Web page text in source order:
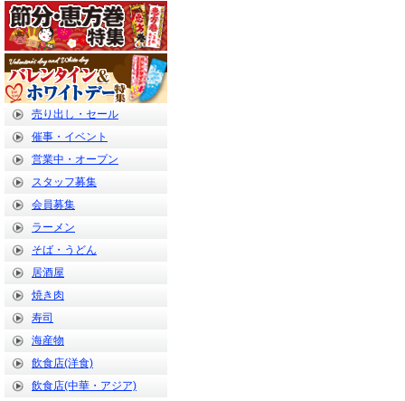
売り出し・セール
催事・イベント
営業中・オープン
スタッフ募集
会員募集
ラーメン
そば・うどん
居酒屋
焼き肉
寿司
海産物
飲食店(洋食)
飲食店(中華・アジア)